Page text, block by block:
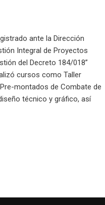
ante la Dirección
Integral de Proyectos
del Decreto 184/018”
cursos como Taller
montados de Combate de
técnico y gráfico, así